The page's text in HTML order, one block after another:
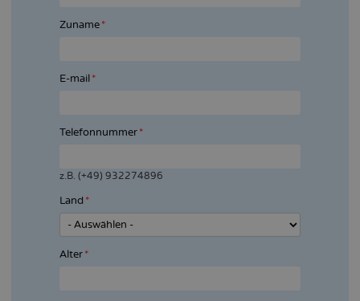
Zuname
E-mail
Telefonnummer
z.B. (+49) 932274896
Land
Alter